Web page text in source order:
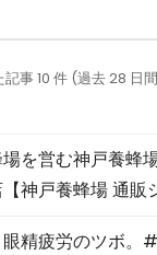
事 10 件 (過去 28 日
を営む神戸養蜂
神戸養蜂場 通販
精疲労のツボ。